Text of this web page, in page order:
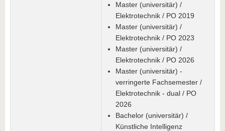
Master (universitär) /
Elektrotechnik / PO 2019
Master (universitär) /
Elektrotechnik / PO 2023
Master (universitär) /
Elektrotechnik / PO 2026
Master (universitär) -
verringerte Fachsemester /
Elektrotechnik - dual / PO
2026
Bachelor (universitär) /
Künstliche Intelligenz